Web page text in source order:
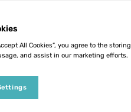
All Cookies”, you agree to the
and assist in our marketing efforts.